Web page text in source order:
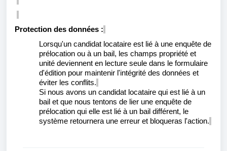
Protection des données :
Lorsqu'un candidat locataire est lié à une enquête de
prélocation ou à un bail, les champs propriété et
unité deviennent en lecture seule dans le formulaire
d'édition pour maintenir l'intégrité des données et
éviter les conflits.
Si nous avons un candidat locataire qui est lié à un
bail et que nous tentons de lier une enquête de
prélocation qui elle est lié à un bail différent, le
système retournera une erreur et bloqueras l 'action.